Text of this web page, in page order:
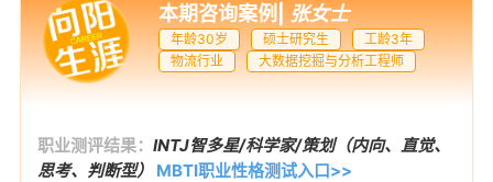
本期咨询案例|张女士
年龄30岁 硕士研究生
工龄3年
物流行业
大数据挖掘与分析工程师
职业测评结果： INTJ智多星/科学家/策划（内向、直觉、
思考、判断型）
MBTI职业性格测试入口>>